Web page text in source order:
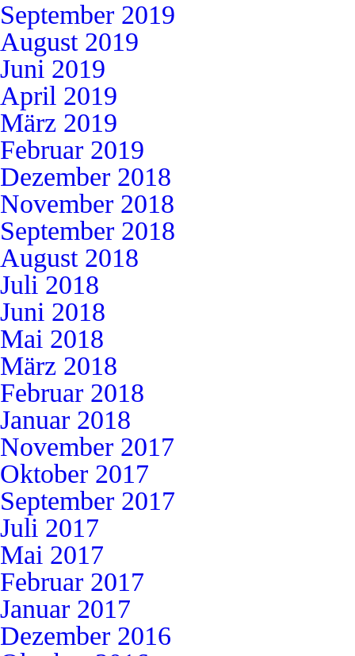
September 2019
August 2019
Juni 2019
April 2019
März 2019
Februar 2019
Dezember 2018
November 2018
September 2018
August 2018
Juli 2018
Juni 2018
Mai 2018
März 2018
Februar 2018
Januar 2018
November 2017
Oktober 2017
September 2017
Juli 2017
Mai 2017
Februar 2017
Januar 2017
Dezember 2016